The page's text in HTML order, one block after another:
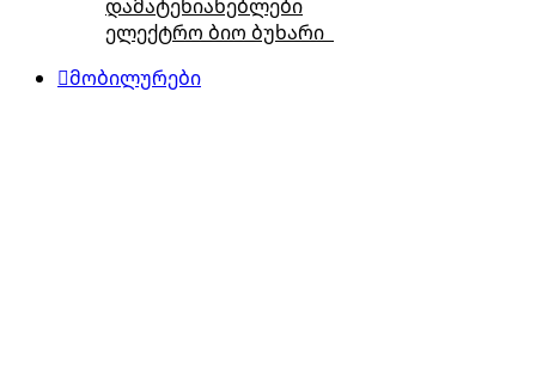
დამატენიანებლები
ელექტრო ბიო ბუხარი
მობილურები